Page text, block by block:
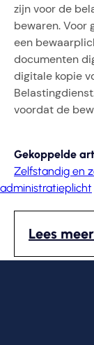
zijn voor de
bewaren. Voor
een
documenten
digitale kopie
voordat de
Gekoppelde
Zelfstandig en
administratieplicht
Lees